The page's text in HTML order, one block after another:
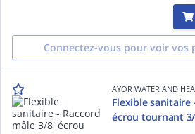
Connectez-vous pour voir vos
AYOR WATER AND
Flexible sanitaire
écrou tournant 3/